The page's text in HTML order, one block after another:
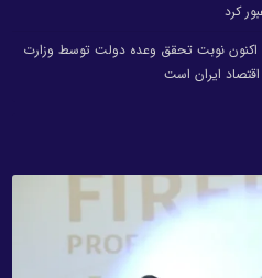
اکنون نوبت تحقق وعده دولت توسط وزارت
ایران است